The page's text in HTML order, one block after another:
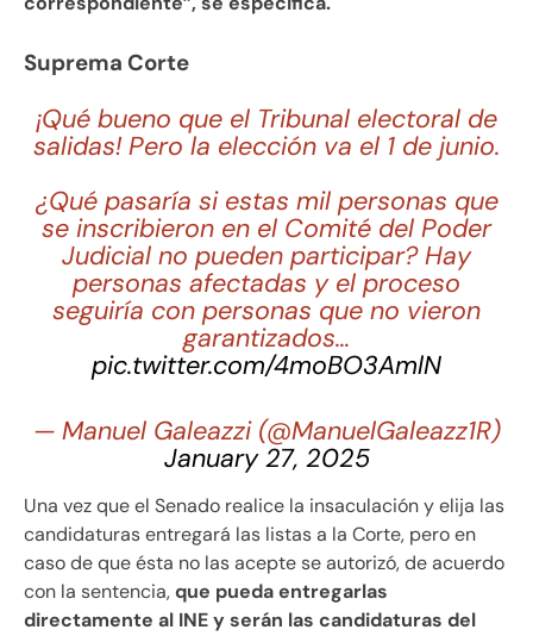
Suprema Corte
¡Qué bueno que el Tribunal electoral de
salidas! Pero la elección va el 1 de junio.
¿Qué pasaría si estas mil personas que
se inscribieron en el Comité del Poder
Judicial no pueden participar? Hay
personas afectadas y el proceso
seguiría con personas que no vieron
garantizados…
pic.twitter.com/4moBO3AmlN
— Manuel Galeazzi (@ManuelGaleazz1R)
January 27, 2025
Una vez que el Senado realice la insaculación y elija las
candidaturas entregará las listas a la Corte, pero en
caso de que ésta no las acepte se autorizó, de acuerdo
con la sentencia,que pueda entregarlas
directamente al INE y serán las candidaturas del